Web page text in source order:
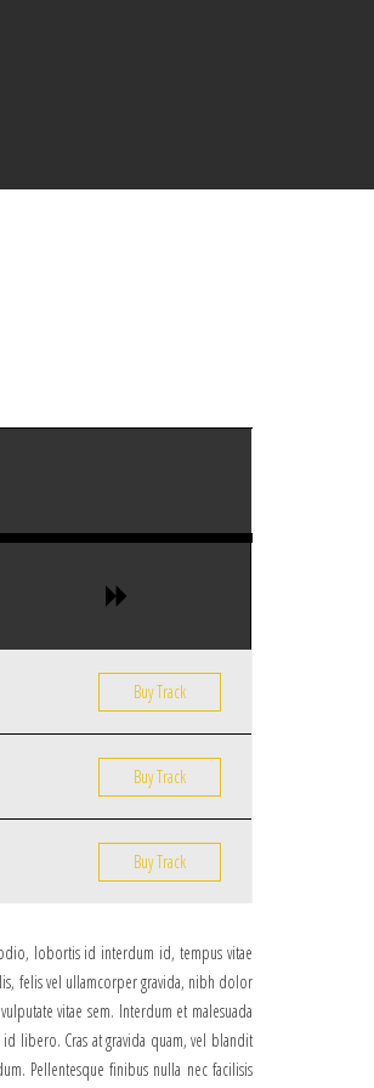
Buy Track
Buy Track
Buy Track
lobortis id interdum id, tempus vitae
felis vel ullamcorper gravida, nibh dolor
vitae sem. Interdum et malesuada
libero. Cras at gravida quam, vel blandit
Pellentesque finibus nulla nec facilisis